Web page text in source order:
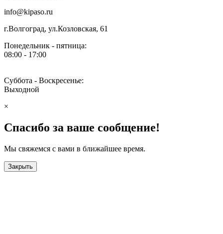
info@kipaso.ru
г.Волгоград, ул.Козловская, 61
Понедельник - пятница:
08:00 - 17:00
Суббота - Воскресенье:
Выходной
×
Спасибо за ваше сообщение!
Мы свяжемся с вами в ближайшее время.
Закрыть